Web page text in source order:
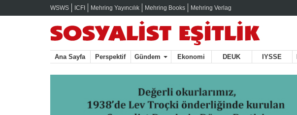
WSWS ICFI Mehring Yayıncılık Mehring Books Mehring Verlag
Ana Sayfa Perspektif Gündem Ekonomi DEUK IYSSE